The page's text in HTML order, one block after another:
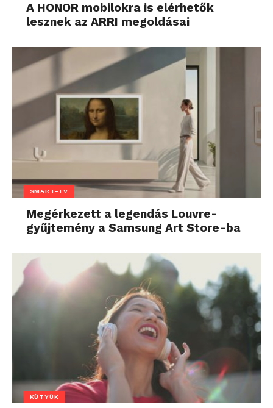
A HONOR mobilokra is elérhetők
lesznek az ARRI megoldásai
SMART-TV
Megérkezett a legendás Louvre-
gyűjtemény a Samsung Art Store-ba
KÜTYÜK